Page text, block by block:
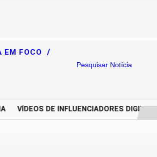
Pesquisar Notícia
EM FOCO /
VÍDEOS DE INFLUENCIADORES DIGITAIS